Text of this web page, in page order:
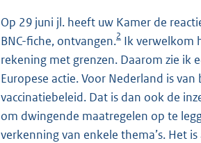
Op 29 juni jl. heeft uw Kamer de
BNC-fiche, ontvangen.2 Ik verwelkom
rekening met grenzen. Daarom zie ik
Europese actie. Voor Nederland is
vaccinatiebeleid. Dat is dan ook de
om dwingende maatregelen op te
verkenning van enkele thema’s. Het